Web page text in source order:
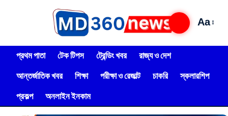
Aa
প্রথম পাতা টেক টিপস ট্রেন্ডিং খবর
রাজ্য ও দেশ
আন্তর্জাতিক খবর
শিক্ষা পরীক্ষা ও রেজাল্ট চাকরি
স্কলারশিপ
প্রকল্প
অনলাইন ইনকাম